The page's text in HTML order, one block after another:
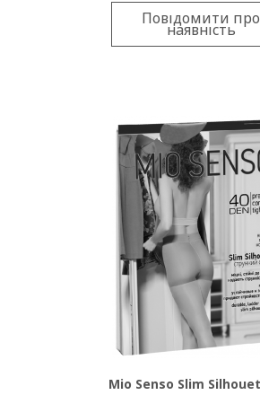
Повідомити про
наявність
Mio Senso Slim